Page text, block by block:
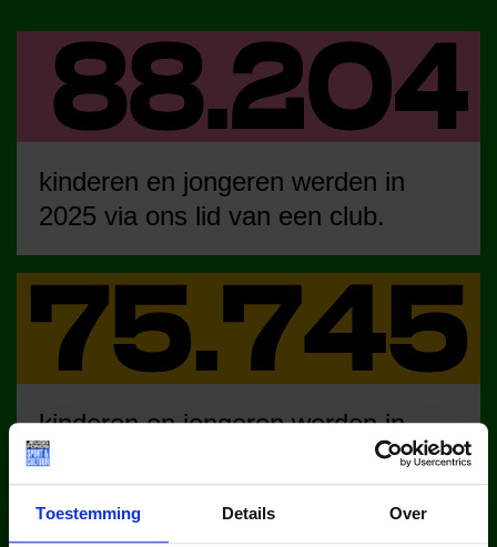
Toestemming Details Over
kinderen en jongeren werden in
2025 via ons lid van een club.
kinderen en jongeren werden in
2025 via ons lid van een sportclub.